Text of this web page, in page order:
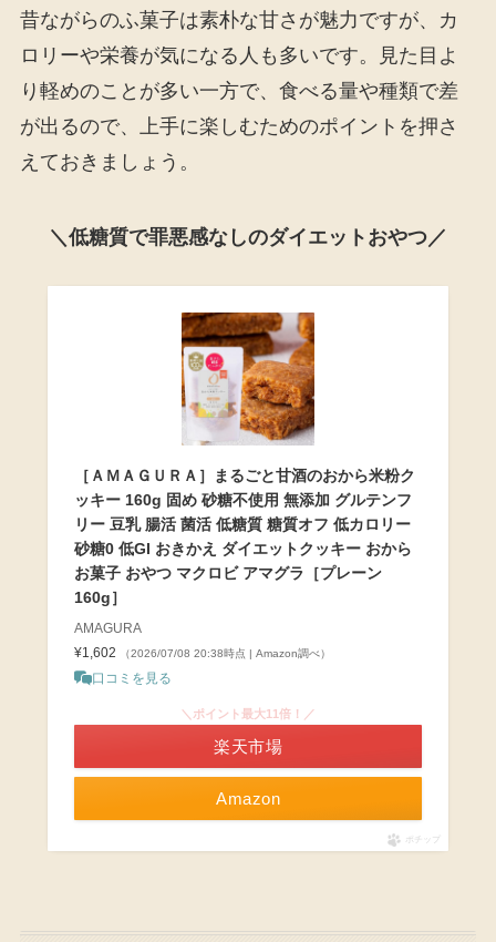
昔ながらのふ菓子は素朴な甘さが魅力ですが、カ
ロリーや栄養が気になる人も多いです。見た目よ
り軽めのことが多い一方で、食べる量や種類で差
が出るので、上手に楽しむためのポイントを押さ
えておきましょう。
＼低糖質で罪悪感なしのダイエットおやつ／
［ＡＭＡＧＵＲＡ］まるごと甘酒のおから米粉ク
ッキー 160g 固め 砂糖不使用 無添加 グルテンフ
リー 豆乳 腸活 菌活 低糖質 糖質オフ 低カロリー
砂糖0 低GI おきかえ ダイエットクッキー おから
お菓子 おやつ マクロビ アマグラ［プレーン
160g］
AMAGURA
¥1,602
（2026/07/08 20:38時点 | Amazon調べ）
口コミを見る
Amazon
＼ポイント最大11倍！／
楽天市場
ポチップ